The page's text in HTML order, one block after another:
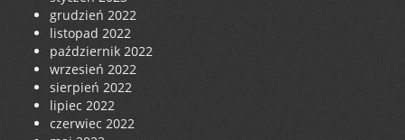
grudzień 2022
listopad 2022
październik 2022
wrzesień 2022
sierpień 2022
lipiec 2022
czerwiec 2022